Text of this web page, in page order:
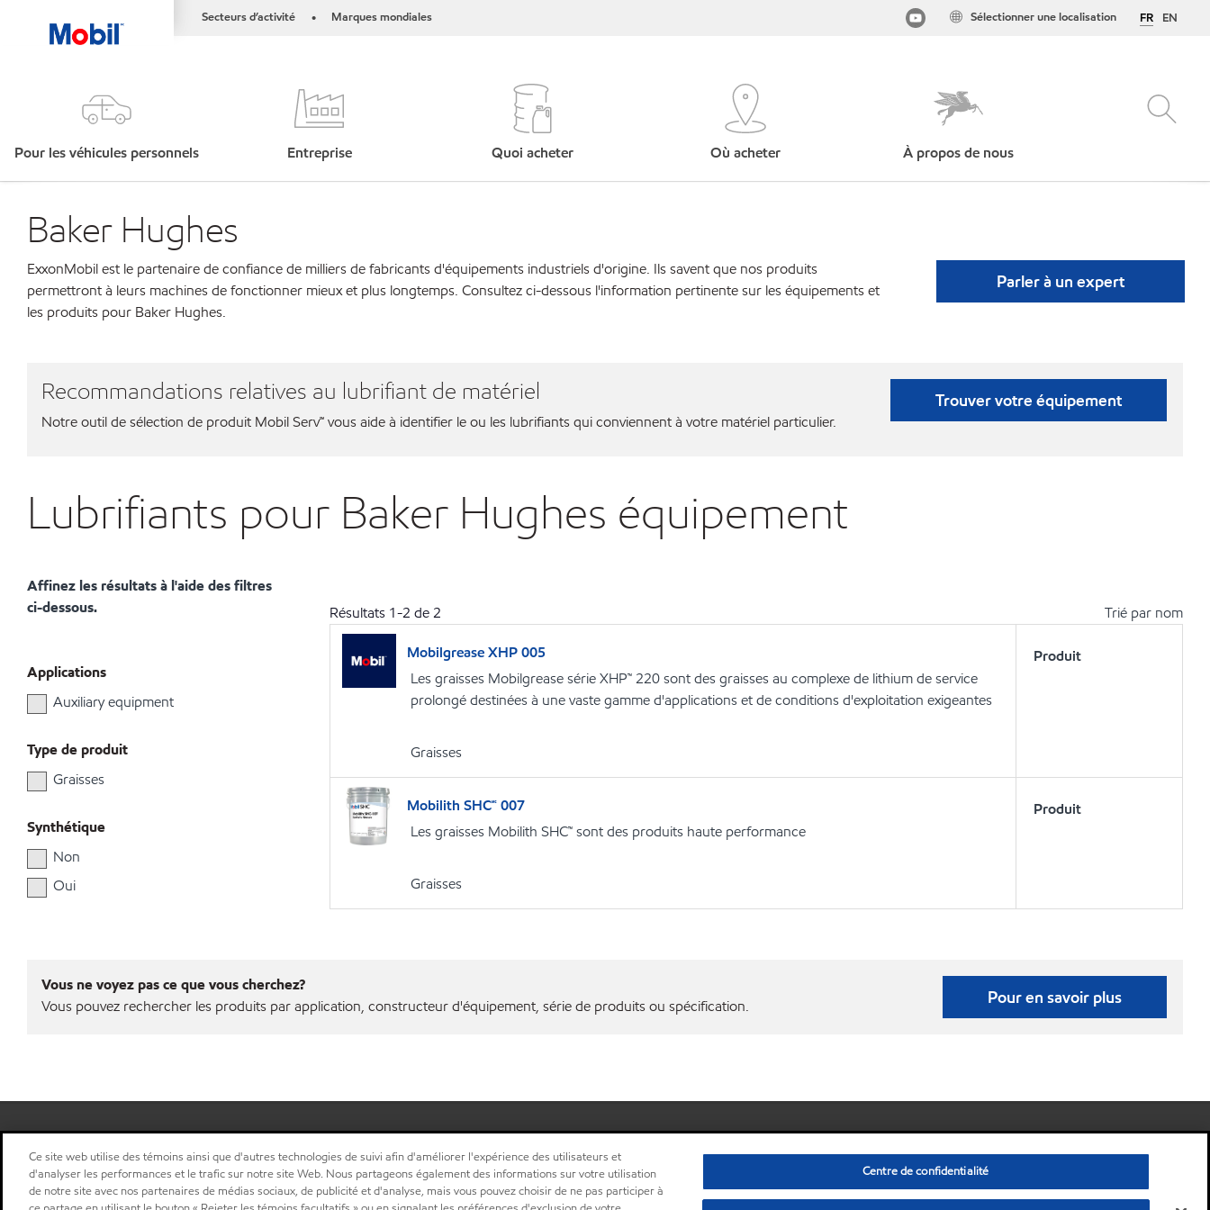
Secteurs d’activité • Marques mondiales FR EN
Sélectionner une localisation
Pour les véhicules personnels Entreprise Quoi acheter Où acheter À propos de nous
Baker Hughes
ExxonMobil est le partenaire de confiance de milliers de fabricants d'équipements industriels d'origine. Ils savent que nos produits
permettront à leurs machines de fonctionner mieux et plus longtemps. Consultez ci-dessous l'information pertinente sur les équipements et
les produits pour Baker Hughes.
Parler à un expert
Recommandations relatives au lubrifiant de matériel
Notre outil de sélection de produit Mobil Serv℠ vous aide à identifier le ou les lubrifiants qui conviennent à votre matériel particulier.
Trouver votre équipement
Lubrifiants pour Baker Hughes équipement
Affinez les résultats à l'aide des filtres
ci-dessous.
Applications
Auxiliary equipment
Type de produit
Graisses
Synthétique
Non
Oui
Résultats 1-2 de2 Trié par nom
Mobilgrease XHP 005
Les graisses Mobilgrease série XHP™ 220 sont des graisses au complexe de lithium de service
prolongé destinées à une vaste gamme d'applications et de conditions d'exploitation exigeantes
Graisses
Produit
Mobilith SHC🅪 007
Les graisses Mobilith SHC™ sont des produits haute performance
Graisses
Produit
Vous ne voyez pas ce que vous cherchez?
Vous pouvez rechercher les produits par application, constructeur d'équipement, série de produits ou spécification.
Pour en savoir plus
Sitemap Nous contacter •
Plan d’ accessibilité pluriannuel
Sélectionner une localisation
Ce site web utilise des témoins ainsi que d'autres technologies de suivi afin d'améliorer l'expérience des utilisateurs et
d'analyser les performances et le trafic sur notre site Web. Nous partageons également des informations sur votre utilisation
de notre site avec nos partenaires de médias sociaux, de publicité et d'analyse, mais vous pouvez choisir de ne pas participer à
Centre de confidentialité